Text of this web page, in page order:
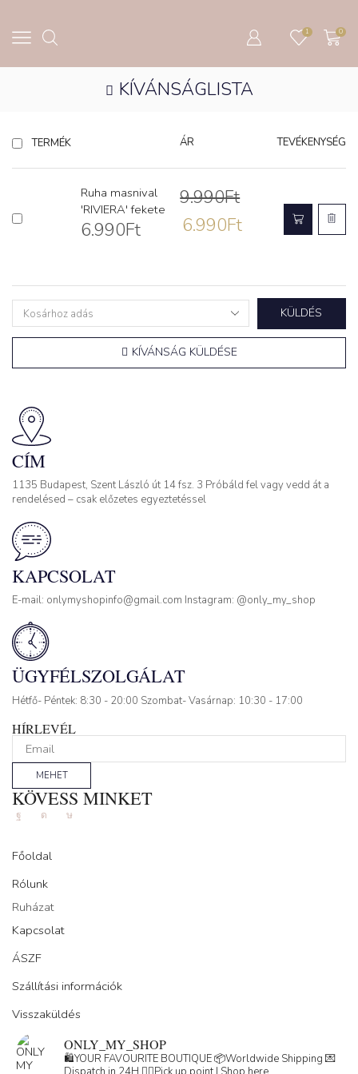
1 0
KÍVÁNSÁGLISTA
TERMÉK ÁR TEVÉKENYSÉG
Ruha masnival
'RIVIERA' fekete
6.990Ft
9.990Ft
6.990Ft
KÜLDÉS
KÍVÁNSÁG KÜLDÉSE
CÍM
1135 Budapest, Szent László út 14 fsz. 3 Próbáld fel vagy vedd át a
rendelésed – csak előzetes egyeztetéssel
KAPCSOLAT
E-mail: onlymyshopinfo@gmail.com Instagram: @only_my_shop
ÜGYFÉLSZOLGÁLAT
Hétfő- Péntek: 8:30 - 20:00 Szombat- Vasárnap: 10:30 - 17:00
HÍRLEVÉL
MEHET
KÖVESS MINKET
FacebookInstagram
Tik-
Főoldal
Rólunk
Ruházat
Kapcsolat
ÁSZF
Szállítási információk
Visszaküldés
ONLY_MY_SHOP
🛍️YOUR FAVOURITE BOUTIQUE📦Worldwide Shipping 💌